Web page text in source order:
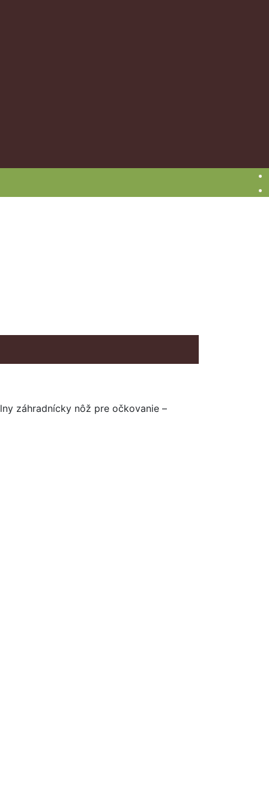
záhradnícky nôž pre očkovanie –